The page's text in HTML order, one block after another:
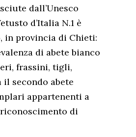
dall’Unesco
d’Italia N.1 è
in provincia di Chieti:
di abete bianco
frassini, tigli,
secondo abete
appartenenti a
di